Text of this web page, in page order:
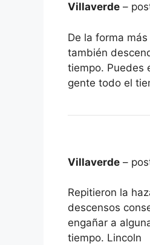
Villaverde –
De la forma
también
tiempo. Puedes
gente todo el
Villaverde –
Repitieron la
descensos
engañar a
tiempo. Lincoln